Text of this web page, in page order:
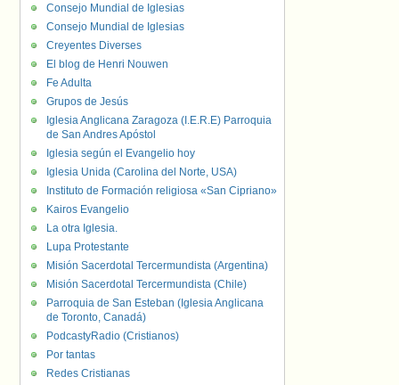
Consejo Mundial de Iglesias
Consejo Mundial de Iglesias
Creyentes Diverses
El blog de Henri Nouwen
Fe Adulta
Grupos de Jesús
Iglesia Anglicana Zaragoza (I.E.R.E) Parroquia
de San Andres Apóstol
Iglesia según el Evangelio hoy
Iglesia Unida (Carolina del Norte, USA)
Instituto de Formación religiosa «San Cipriano»
Kairos Evangelio
La otra Iglesia.
Lupa Protestante
Misión Sacerdotal Tercermundista (Argentina)
Misión Sacerdotal Tercermundista (Chile)
Parroquia de San Esteban (Iglesia Anglicana
de Toronto, Canadá)
PodcastyRadio (Cristianos)
Por tantas
Redes Cristianas